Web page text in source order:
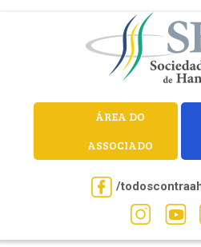
ÁREA DO
ASSOCIADO
/